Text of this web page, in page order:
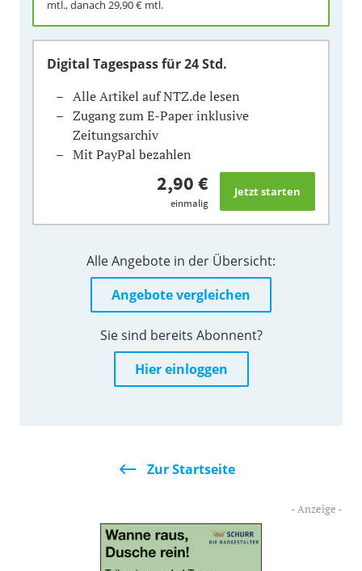
mtl., danach 29,90 € mtl.
Digital Tagespassfür 24 Std.
Alle Artikel auf NTZ.de lesen
Zugang zum E-Paper inklusive
Zeitungsarchiv
Mit PayPal bezahlen
2,90 €
einmalig
Alle Angebote in der Übersicht:
Angebote vergleichen
Sie sind bereits Abonnent?
Hier einloggen
Zur Startseite